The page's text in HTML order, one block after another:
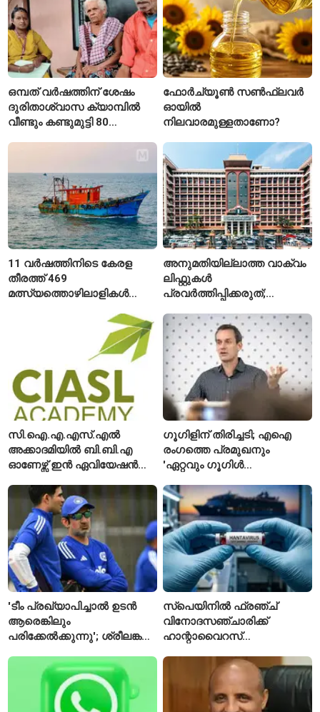
ഒമ്പത് വർഷത്തിന് ശേഷം
ദുരിതാശ്വാസ ക്യാമ്പിൽ
വീണ്ടും കണ്ടുമുട്ടി 80
ഫോർച്യൂൺ സൺഫ്ലവർ
ഓയിൽ
നിലവാരമുള്ളതാണോ?
11 വർഷത്തിനിടെ കേരള
തീരത്ത് 469
മത്സ്യത്തൊഴിലാളികൾ
കാണാതായി, 47,773 പേരെ
അനുമതിയില്ലാത്ത വാക്വം
ലിഫ്റ്റുകൾ
പ്രവർത്തിപ്പിക്കരുത്;
അനുമതിയില്ലാത്ത
ലിഫ്റ്റുകൾക്ക്
ഹൈക്കോടതിയുടെ വിലക്ക്
സി.ഐ.എ.എസ്.എൽ
അക്കാദമിയിൽ ബി.ബി.എ
ഓണേഴ്സ് ഇൻ ഏവിയേഷൻ
ഈമാസം 12 വരെ
ഗൂഗിളിന് തിരിച്ചടി; എഐ
രംഗത്തെ പ്രമുഖനും
'ഏറ്റവും ഗൂഗിൾ
വിശേഷിപ്പിക്കപ്പെട്ട
ഗവേഷകൻ രാജിവെച്ചു
'ടീം പ്രഖ്യാപിച്ചാൽ ഉടൻ
ആരെങ്കിലും
പരിക്കേൽക്കുന്നു'; ശ്രീലങ്കൻ
ടീമിനെ കുറിച്ച് മുൻതാരം
സ്പെയിനിൽ ഫ്രഞ്ച്
വിനോദസഞ്ചാരിക്ക്
ഹാന്റാവൈറസ്
ഐസൊലേഷനിൽ
പ്രവേശിപ്പിച്ചു